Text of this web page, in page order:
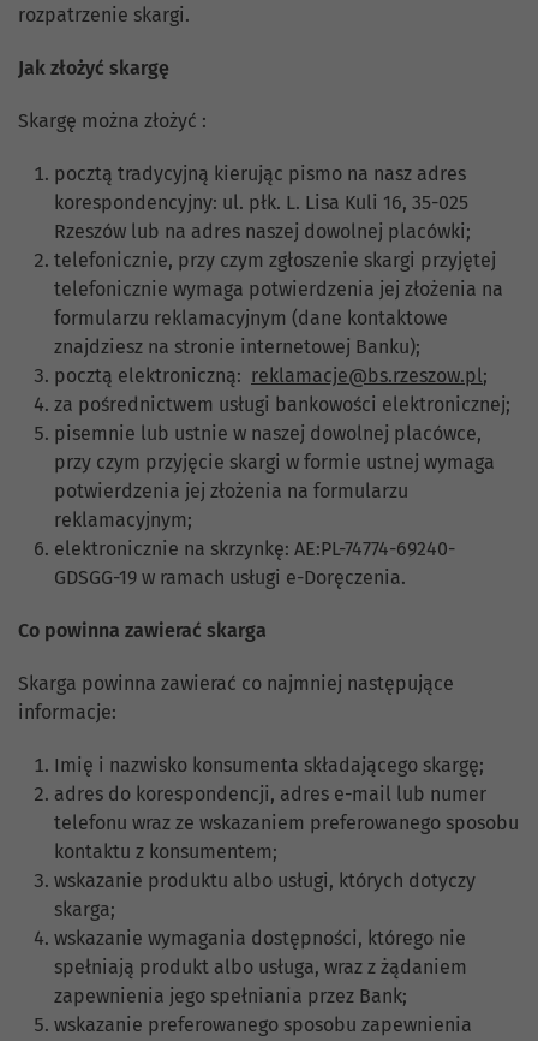
rozpatrzenie skargi.
Jak złożyć skargę
Skargę można złożyć :
pocztą tradycyjną kierując pismo na nasz adres
korespondencyjny: ul. płk. L. Lisa Kuli 16, 35-025
Rzeszów lub na adres naszej dowolnej placówki;
telefonicznie, przy czym zgłoszenie skargi przyjętej
telefonicznie wymaga potwierdzenia jej złożenia na
formularzu reklamacyjnym (dane kontaktowe
znajdziesz na stronie internetowej Banku);
pocztą elektroniczną: reklamacje@bs.rzeszow.pl;
za pośrednictwem usługi bankowości elektronicznej;
pisemnie lub ustnie w naszej dowolnej placówce,
przy czym przyjęcie skargi w formie ustnej wymaga
potwierdzenia jej złożenia na formularzu
reklamacyjnym;
elektronicznie na skrzynkę: AE:PL-74774-69240-
GDSGG-19 w ramach usługi e-Doręczenia.
Co powinna zawierać skarga
Skarga powinna zawierać co najmniej następujące
informacje:
Imię i nazwisko konsumenta składającego skargę;
adres do korespondencji, adres e-mail lub numer
telefonu wraz ze wskazaniem preferowanego sposobu
kontaktu z konsumentem;
wskazanie produktu albo usługi, których dotyczy
skarga;
wskazanie wymagania dostępności, którego nie
spełniają produkt albo usługa, wraz z żądaniem
zapewnienia jego spełniania przez Bank;
wskazanie preferowanego sposobu zapewnienia